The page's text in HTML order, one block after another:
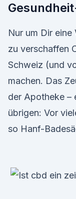
Nur um Dir
zu verschaffen
Schweiz (und
machen. Das
der Apotheke –
übrigen: Vor
so Hanf-